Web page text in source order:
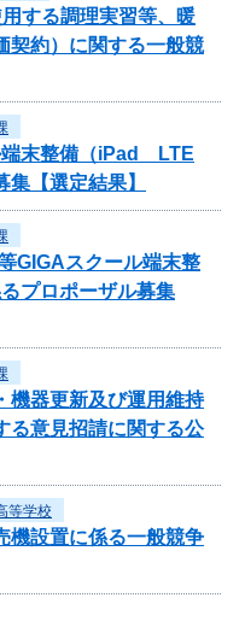
する調理実習等、暖
契約）に関する一般競
端末整備（iPad LTE
【選定結果】
GIGAスクール端末整
プロポーザル募集
機器更新及び運用維持
る意見招請に関する公
等学校
機設置に係る一般競争